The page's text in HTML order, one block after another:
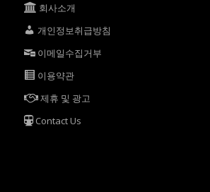
회사소개
개인정보취급방침
이메일수집거부
이용약관
제휴 및 광고
Contact Us